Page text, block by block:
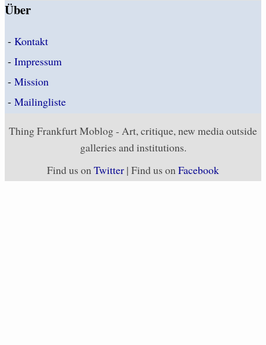
Über
- Kontakt
- Impressum
- Mission
- Mailingliste
Thing Frankfurt Moblog - Art, critique, new media outside
galleries and institutions.
Find us onTwitter | Find us onFacebook